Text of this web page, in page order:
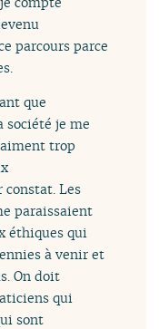
parcours parce
que
société je me
trop
Les
paraissaient
éthiques qui
à venir et
On doit
qui
sont